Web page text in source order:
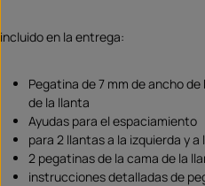
incluido en la entrega:
Pegatina de 7 mm de ancho
de la llanta
Ayudas para el espaciamiento
para 2 llantas a la izquierda y a
2 pegatinas de la cama de la
instrucciones detalladas de